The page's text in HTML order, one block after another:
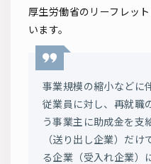
厚生労働省のリーフレッ
います。
事業規模の縮小などに
従業員に対し、再就職
う事業主に助成金を支
（送り出し企業）だ
る企業（受入れ企業）